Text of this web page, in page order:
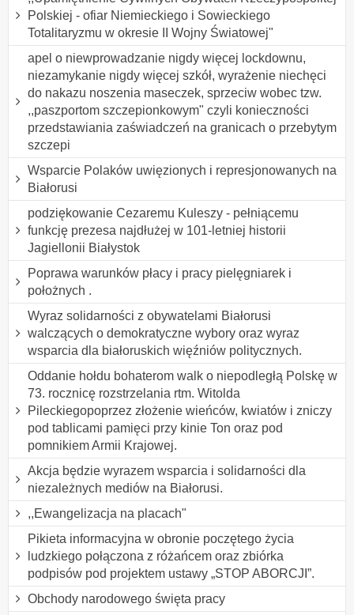
Polskiej - ofiar Niemieckiego i Sowieckiego
Totalitaryzmu w okresie II Wojny Światowej"
apel o niewprowadzanie nigdy więcej lockdownu,
niezamykanie nigdy więcej szkół, wyrażenie niechęci
do nakazu noszenia maseczek, sprzeciw wobec tzw.
,,paszportom szczepionkowym" czyli konieczności
przedstawiania zaświadczeń na granicach o przebytym
szczepi
Wsparcie Polaków uwięzionych i represjonowanych na
Białorusi
podziękowanie Cezaremu Kuleszy - pełniącemu
funkcję prezesa najdłużej w 101-letniej historii
Jagiellonii Białystok
Poprawa warunków płacy i pracy pielęgniarek i
położnych .
Wyraz solidarności z obywatelami Białorusi
walczących o demokratyczne wybory oraz wyraz
wsparcia dla białoruskich więźniów politycznych.
Oddanie hołdu bohaterom walk o niepodległą Polskę w
73. rocznicę rozstrzelania rtm. Witolda
Pileckiegopoprzez złożenie wieńców, kwiatów i zniczy
pod tablicami pamięci przy kinie Ton oraz pod
pomnikiem Armii Krajowej.
Akcja będzie wyrazem wsparcia i solidarności dla
niezależnych mediów na Białorusi.
,,Ewangelizacja na placach"
Pikieta informacyjna w obronie poczętego życia
ludzkiego połączona z różańcem oraz zbiórka
podpisów pod projektem ustawy „STOP ABORCJI”.
Obchody narodowego święta pracy